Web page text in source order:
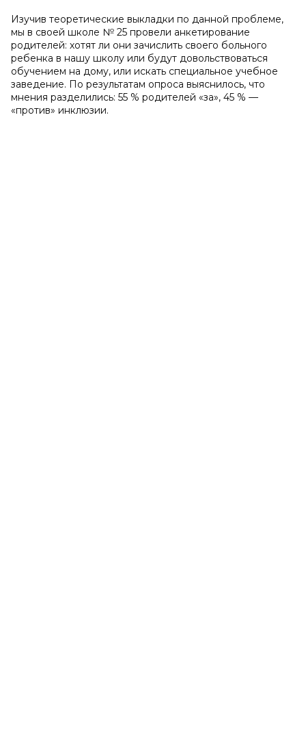
Изучив теоретические выкладки по данной проблеме,
мы в своей школе № 25 провели анкетирование
родителей: хотят ли они зачислить своего больного
ребенка в нашу школу или будут довольствоваться
обучением на дому, или искать специальное учебное
заведение. По результатам опроса выяснилось, что
мнения разделились: 55 % родителей «за», 45 % —
«против» инклюзии.